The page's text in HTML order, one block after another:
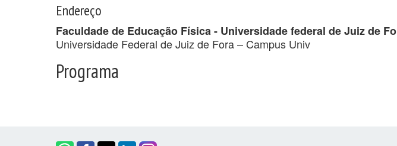
Endereço
Faculdade de Educação Física - Universidade federal de Juiz de
Universidade Federal de Juiz de Fora – Campus Univ
Programa